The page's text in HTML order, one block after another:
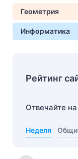
Геометрия
Информатика
Рейтинг
Отвечайте
Неделя